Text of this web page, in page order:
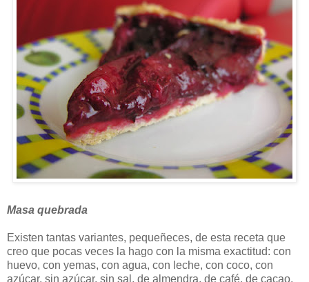
Masa quebrada
Existen tantas variantes, pequeñeces, de esta receta que
creo que pocas veces la hago con la misma exactitud: con
huevo, con yemas, con agua, con leche, con coco, con
azúcar, sin azúcar, sin sal, de almendra, de café, de cacao,